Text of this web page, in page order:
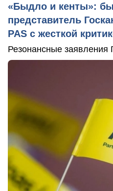
«Быдло и кенты»:
представитель
PAS с жесткой
Резонансные заявления